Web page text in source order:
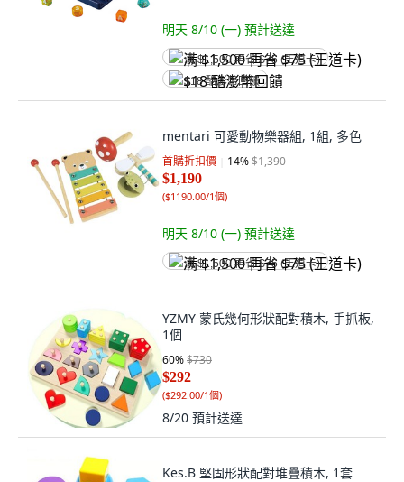
明天 8/10 (一) 預計送達
满 $1,500 再省 $75 (王道卡)
$18 酷澎幣回饋
mentari 可愛動物樂器組, 1組, 多色
首購折扣價 14%$1,390
$1,190
($1190.00/1個)
明天 8/10 (一) 預計送達
满 $1,500 再省 $75 (王道卡)
YZMY 蒙氏幾何形狀配對積木, 手抓板,
1個
60%$730
$292
($292.00/1個)
8/20 預計送達
Kes.B 堅固形狀配對堆疊積木, 1套